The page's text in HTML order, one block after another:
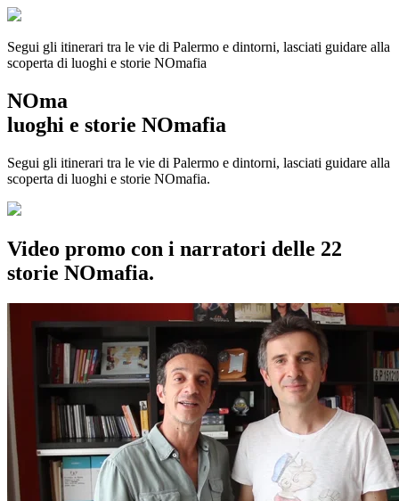
Segui gli itinerari tra le vie di Palermo e dintorni, lasciati guidare alla
scoperta di luoghi e storie NOmafia
NOma
luoghi e storie NOmafia
Segui gli itinerari tra le vie di Palermo e dintorni, lasciati guidare alla
scoperta di luoghi e storie NOmafia.
Video promo con i narratori delle 22
storie NOmafia.